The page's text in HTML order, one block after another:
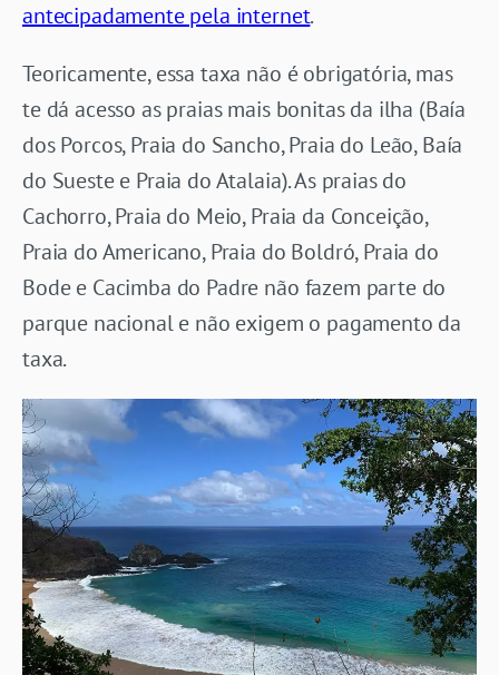
antecipadamente pela internet.
Teoricamente, essa taxa não é obrigatória, mas
te dá acesso as praias mais bonitas da ilha (Baía
dos Porcos, Praia do Sancho, Praia do Leão, Baía
do Sueste e Praia do Atalaia). As praias do
Cachorro, Praia do Meio, Praia da Conceição,
Praia do Americano, Praia do Boldró, Praia do
Bode e Cacimba do Padre não fazem parte do
parque nacional e não exigem o pagamento da
taxa.